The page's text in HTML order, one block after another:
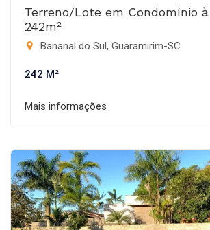
Terreno/Lote em Condomínio
242m²
Bananal do Sul, Guaramirim-SC
242 M²
Mais informações